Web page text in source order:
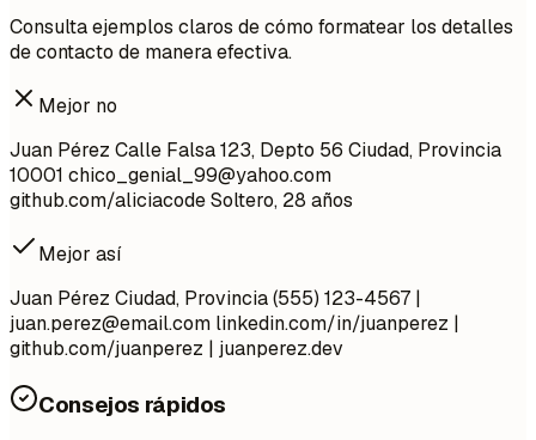
Consulta ejemplos claros de cómo formatear los detalles
de contacto de manera efectiva.
Mejor no
Juan Pérez Calle Falsa 123, Depto 56 Ciudad, Provincia
10001 chico_genial_99@yahoo.com
github.com/aliciacode Soltero, 28 años
Mejor así
Juan Pérez Ciudad, Provincia (555) 123-4567 |
juan.perez@email.com linkedin.com/in/juanperez |
github.com/juanperez | juanperez.dev
Consejos rápidos